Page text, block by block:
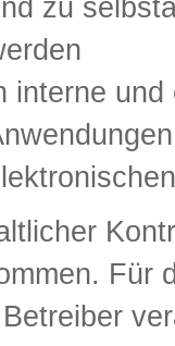
zu
interne
Für